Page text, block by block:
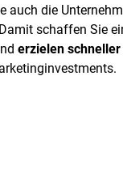
auch die
schaffen Sie
erzielen schneller